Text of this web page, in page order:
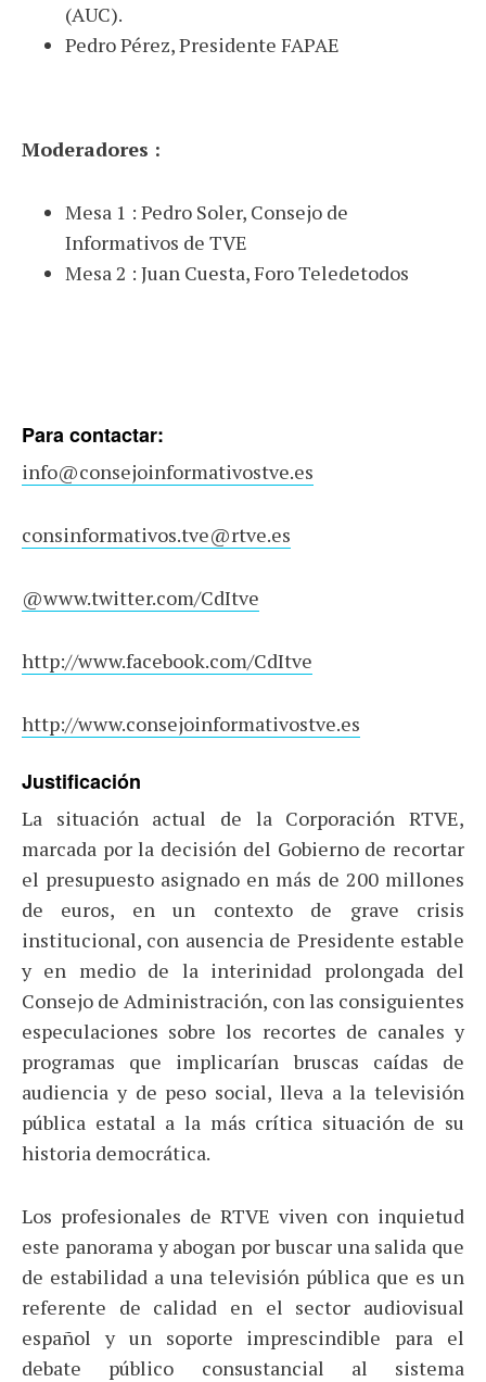
(AUC).
Pedro Pérez, Presidente FAPAE
Moderadores :
Mesa 1 : Pedro Soler, Consejo de
Informativos de TVE
Mesa 2 : Juan Cuesta, Foro Teledetodos
Para contactar:
info@consejoinformativostve.es
consinformativos.tve@rtve.es
@www.twitter.com/CdItve
http://www.facebook.com/CdItve
http://www.consejoinformativostve.es
Justificación
La situación actual de la Corporación RTVE,
marcada por la decisión del Gobierno de recortar
el presupuesto asignado en más de 200 millones
de euros, en un contexto de grave crisis
institucional, con ausencia de Presidente estable
y en medio de la interinidad prolongada del
Consejo de Administración, con las consiguientes
especulaciones sobre los recortes de canales y
programas que implicarían bruscas caídas de
audiencia y de peso social, lleva a la televisión
pública estatal a la más crítica situación de su
historia democrática.
Los profesionales de RTVE viven con inquietud
este panorama y abogan por buscar una salida que
de estabilidad a una televisión pública que es un
referente de calidad en el sector audiovisual
español y un soporte imprescindible para el
debate público consustancial al sistema